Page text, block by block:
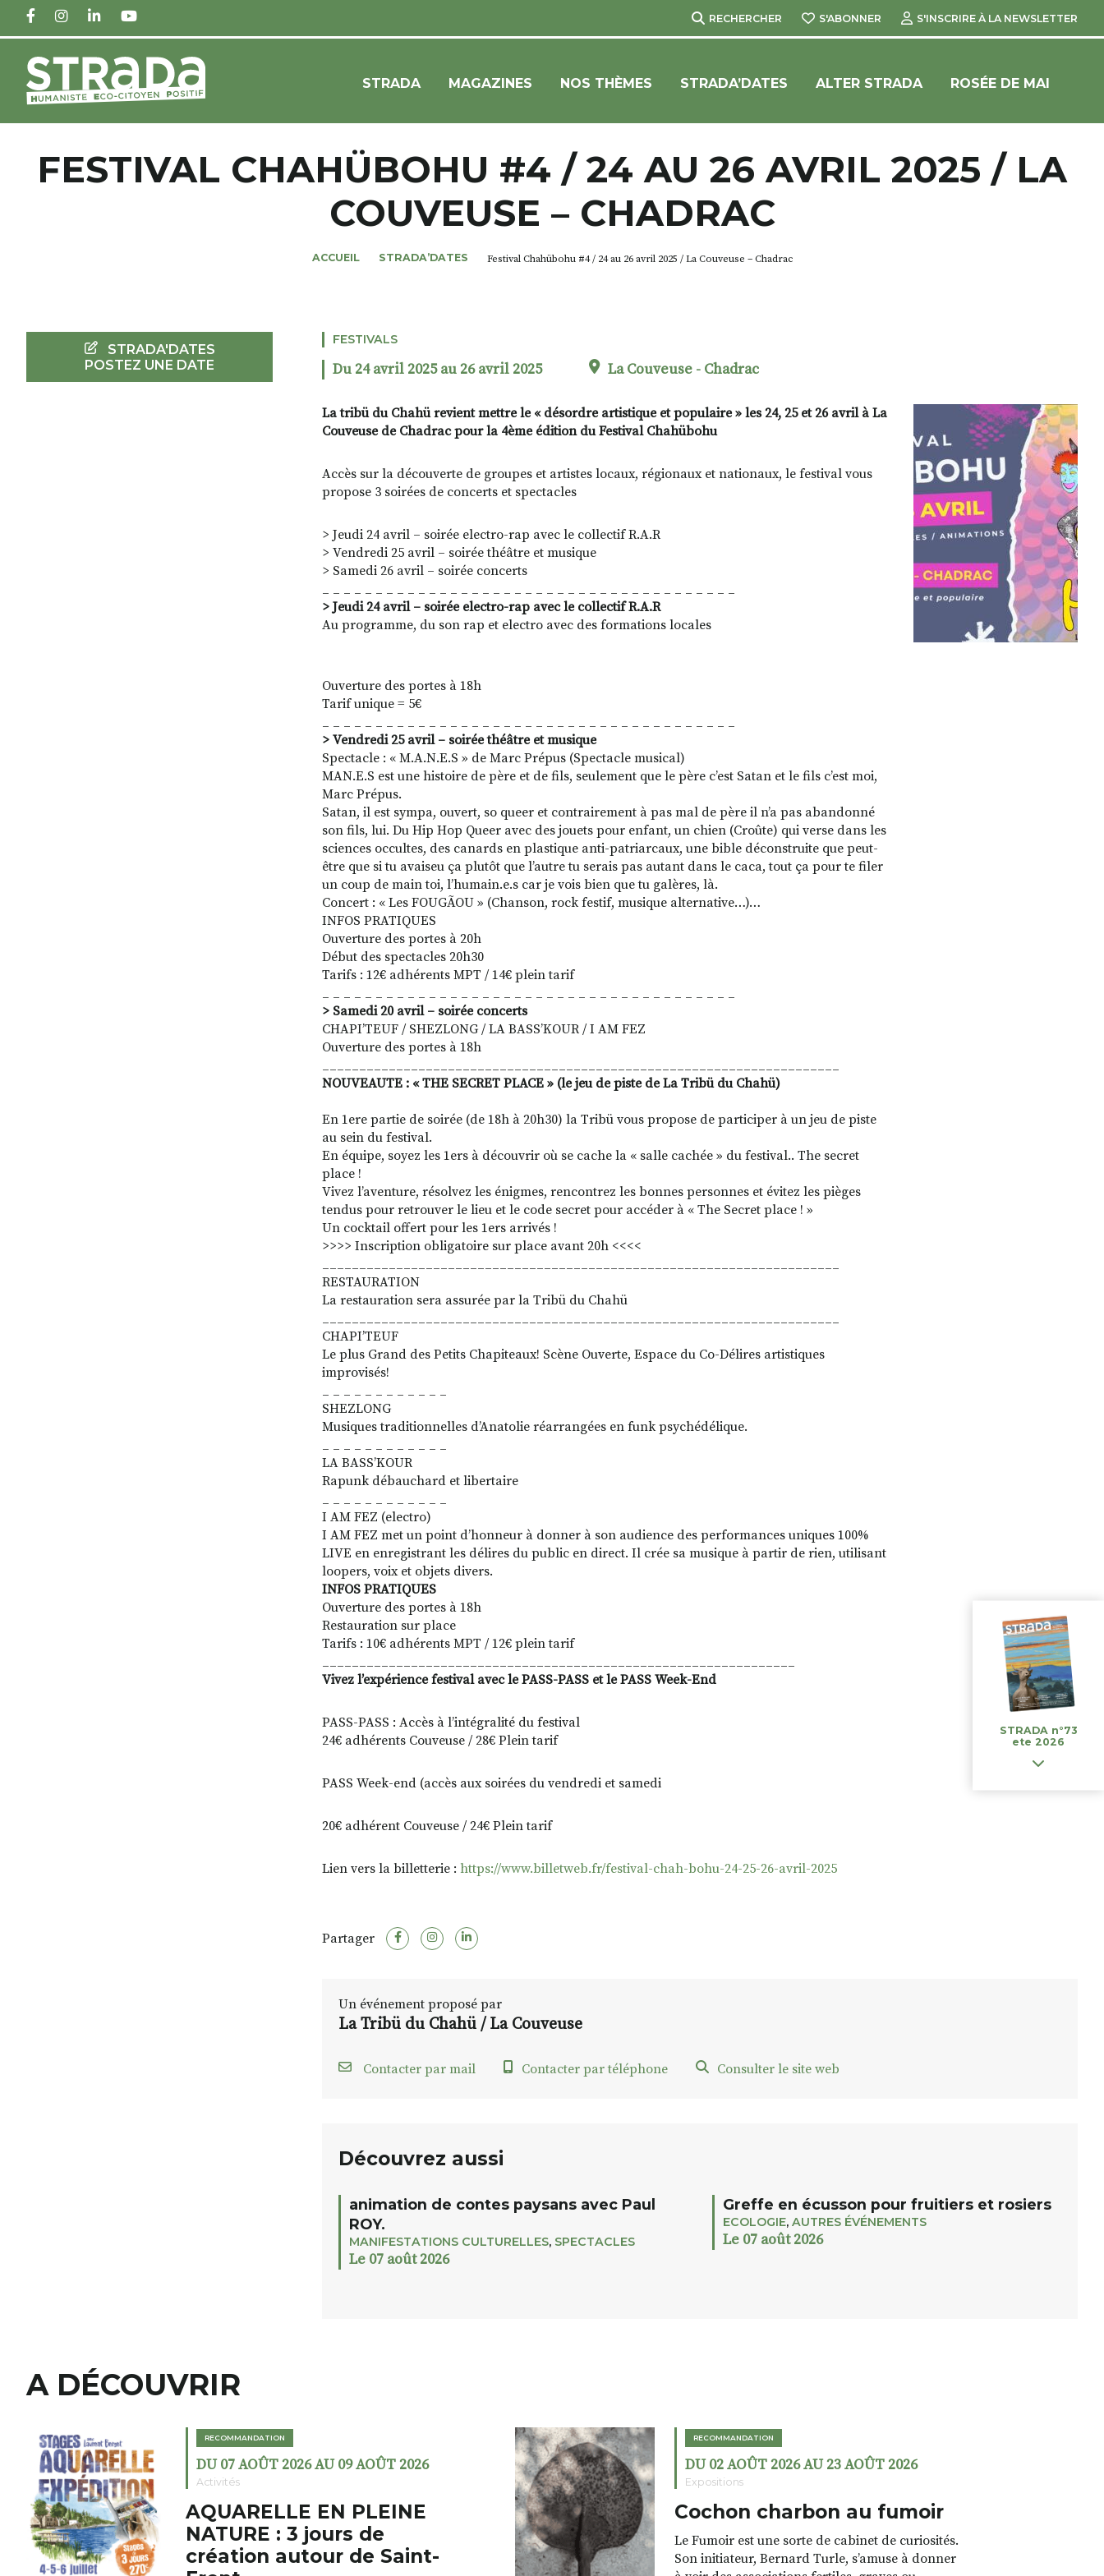
FACEBOOKINSTAGRAM
LINKEDINYOUTUBE RECHERCHER S'ABONNER S'INSCRIRE À LA NEWSLETTER
STRADA MAGAZINES NOS THÈMES STRADA’DATES ALTER STRADA ROSÉE DE MAI
FESTIVAL CHAHÜBOHU #4 / 24 AU 26 AVRIL 2025 / LA
COUVEUSE – CHADRAC
ACCUEIL STRADA’DATES Festival Chahübohu #4 / 24 au 26 avril 2025 / La Couveuse – Chadrac
FESTIVALS
Du 24 avril 2025 au 26 avril 2025 La Couveuse - Chadrac
La tribü du Chahü revient mettre le « désordre artistique et populaire » les 24, 25 et 26 avril à La
Couveuse de Chadrac pour la 4ème édition du Festival Chahübohu
Accès sur la découverte de groupes et artistes locaux, régionaux et nationaux, le festival vous
propose 3 soirées de concerts et spectacles
> Jeudi 24 avril – soirée electro-rap avec le collectif R.A.R
> Vendredi 25 avril – soirée théâtre et musique
> Samedi 26 avril – soirée concerts
_ _ _ _ _ _ _ _ _ _ _ _ _ _ _ _ _ _ _ _ _ _ _ _ _ _ _ _ _ _ _ _ _ _ _ _ _ _ _
> Jeudi 24 avril – soirée electro-rap avec le collectif R.A.R
Au programme, du son rap et electro avec des formations locales
Ouverture des portes à 18h
Tarif unique = 5€
_ _ _ _ _ _ _ _ _ _ _ _ _ _ _ _ _ _ _ _ _ _ _ _ _ _ _ _ _ _ _ _ _ _ _ _ _ _ _
> Vendredi 25 avril – soirée théâtre et musique
Spectacle : « M.A.N.E.S » de Marc Prépus (Spectacle musical)
MAN.E.S est une histoire de père et de fils, seulement que le père c’est Satan et le fils c’est moi,
Marc Prépus.
Satan, il est sympa, ouvert, so queer et contrairement à pas mal de père il n’a pas abandonné
son fils, lui. Du Hip Hop Queer avec des jouets pour enfant, un chien (Croûte) qui verse dans les
sciences occultes, des canards en plastique anti-patriarcaux, une bible déconstruite que peut-
être que si tu avaiseu ça plutôt que l’autre tu serais pas autant dans le caca, tout ça pour te filer
un coup de main toi, l’humain.e.s car je vois bien que tu galères, là.
Concert : « Les FOUGÃOU » (Chanson, rock festif, musique alternative…)…
INFOS PRATIQUES
Ouverture des portes à 20h
Début des spectacles 20h30
Tarifs : 12€ adhérents MPT / 14€ plein tarif
_ _ _ _ _ _ _ _ _ _ _ _ _ _ _ _ _ _ _ _ _ _ _ _ _ _ _ _ _ _ _ _ _ _ _ _ _ _ _
> Samedi 20 avril – soirée concerts
CHAPI’TEUF / SHEZLONG / LA BASS’KOUR / I AM FEZ
Ouverture des portes à 18h
______________________________________________________________________
NOUVEAUTE : « THE SECRET PLACE » (le jeu de piste de La Tribü du Chahü)
En 1ere partie de soirée (de 18h à 20h30) la Tribü vous propose de participer à un jeu de piste
au sein du festival.
En équipe, soyez les 1ers à découvrir où se cache la « salle cachée » du festival.. The secret
place !
Vivez l’aventure, résolvez les énigmes, rencontrez les bonnes personnes et évitez les pièges
tendus pour retrouver le lieu et le code secret pour accéder à « The Secret place ! »
Un cocktail offert pour les 1ers arrivés !
>>>> Inscription obligatoire sur place avant 20h <<<<
______________________________________________________________________
RESTAURATION
La restauration sera assurée par la Tribü du Chahü
______________________________________________________________________
CHAPI’TEUF
Le plus Grand des Petits Chapiteaux! Scène Ouverte, Espace du Co-Délires artistiques
improvisés!
_ _ _ _ _ _ _ _ _ _ _ _
SHEZLONG
Musiques traditionnelles d’Anatolie réarrangées en funk psychédélique.
_ _ _ _ _ _ _ _ _ _ _ _
LA BASS’KOUR
Rapunk débauchard et libertaire
_ _ _ _ _ _ _ _ _ _ _ _
I AM FEZ (electro)
I AM FEZ met un point d’honneur à donner à son audience des performances uniques 100%
LIVE en enregistrant les délires du public en direct. Il crée sa musique à partir de rien, utilisant
loopers, voix et objets divers.
INFOS PRATIQUES
Ouverture des portes à 18h
Restauration sur place
Tarifs : 10€ adhérents MPT / 12€ plein tarif
________________________________________________________________
Vivez l’expérience festival avec le PASS-PASS et le PASS Week-End
PASS-PASS : Accès à l’intégralité du festival
24€ adhérents Couveuse / 28€ Plein tarif
PASS Week-end (accès aux soirées du vendredi et samedi
20€ adhérent Couveuse / 24€ Plein tarif
Lien vers la billetterie : https://www.billetweb.fr/festival-chah-bohu-24-25-26-avril-2025
Partager
Un événement proposé par
La Tribü du Chahü / La Couveuse
Contacter par mail Contacter par téléphone Consulter le site web
Découvrez aussi
animation de contes paysans avec Paul
ROY.
MANIFESTATIONS CULTURELLES, SPECTACLES
Le 07 août 2026
Greffe en écusson pour fruitiers et rosiers
ECOLOGIE, AUTRES ÉVÉNEMENTS
Le 07 août 2026
STRADA'DATES
POSTEZ UNE DATE
A DÉCOUVRIR
RECOMMANDATION
DU 07 AOÛT 2026 AU 09 AOÛT 2026
Activités
AQUARELLE EN PLEINE
NATURE : 3 jours de
création autour de Saint-
RECOMMANDATION
DU 02 AOÛT 2026 AU 23 AOÛT 2026
Expositions
Cochon charbon au fumoir
Le Fumoir est une sorte de cabinet de curiosités.
Son initiateur, Bernard Turle, s’amuse à donner
STRADA n°73
ete 2026